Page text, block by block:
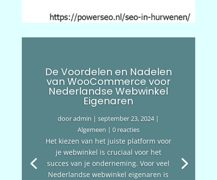
De Voordelen en Nadelen
van WooCommerce voor
Nederlandse Webwinkel
Eigenaren
dooradmin |september 23, 2024|
Algemeen | 0 reacties
Het kiezen van het juiste platform voor
je webwinkel is cruciaal voor het
succes van je onderneming. Voor veel
Nederlandse webwinkel eigenaren is